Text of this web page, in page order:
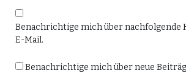
Benachrichtige mich über nachfolgende
E-Mail.
Benachrichtige mich über neue